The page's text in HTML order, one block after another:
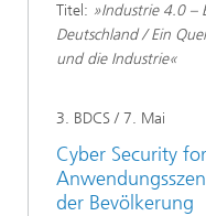
Titel: »Industrie 4.0 –
Deutschland / Ein
und die Industrie«
3. BDCS / 7. Mai
Cyber Security
der Bevölkerung